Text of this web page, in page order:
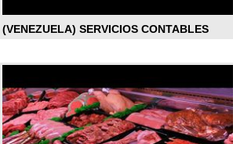
(VENEZUELA) SERVICIOS CONTABLES